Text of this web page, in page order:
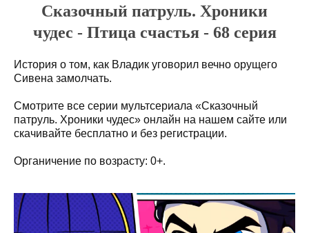
Сказочный патруль. Хроники
чудес - Птица счастья - 68 серия
История о том, как Владик уговорил вечно орущего
Сивена замолчать.
Смотрите все серии мультсериала «Сказочный
патруль. Хроники чудес» онлайн на нашем сайте или
скачивайте бесплатно и без регистрации.
Органичение по возрасту: 0+.